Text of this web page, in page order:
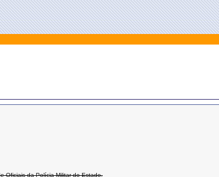
Oficiais da Polícia Militar do Estado.